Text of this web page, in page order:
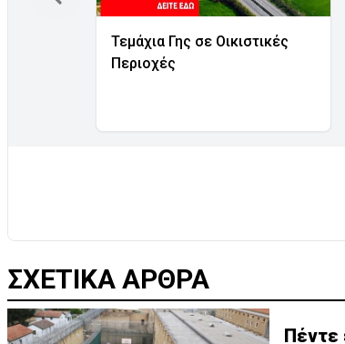
Τεμάχια Γης σε Οικιστικές
Περιοχές
ΣΧΕΤΙΚΑ ΑΡΘΡΑ
Πέντε